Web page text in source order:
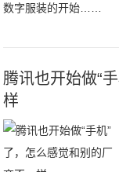
腾讯也开始做“
样